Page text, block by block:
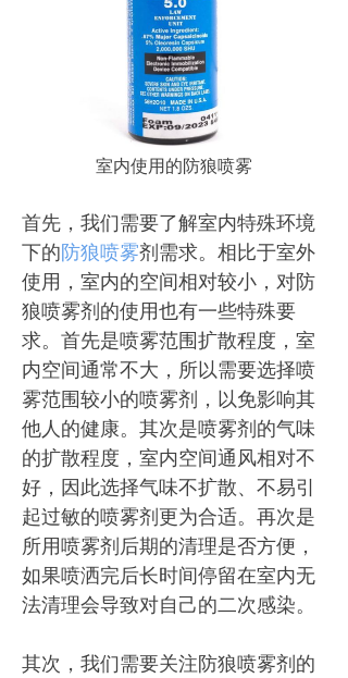
室内使用的防狼喷雾
首先，我们需要了解室内特殊环境
下的防狼喷雾剂需求。相比于室外
使用，室内的空间相对较小，对防
狼喷雾剂的使用也有一些特殊要
求。首先是喷雾范围扩散程度，室
内空间通常不大，所以需要选择喷
雾范围较小的喷雾剂，以免影响其
他人的健康。其次是喷雾剂的气味
的扩散程度，室内空间通风相对不
好，因此选择气味不扩散、不易引
起过敏的喷雾剂更为合适。再次是
所用喷雾剂后期的清理是否方便，
如果喷洒完后长时间停留在室内无
法清理会导致对自己的二次感染。
其次，我们需要关注防狼喷雾剂的